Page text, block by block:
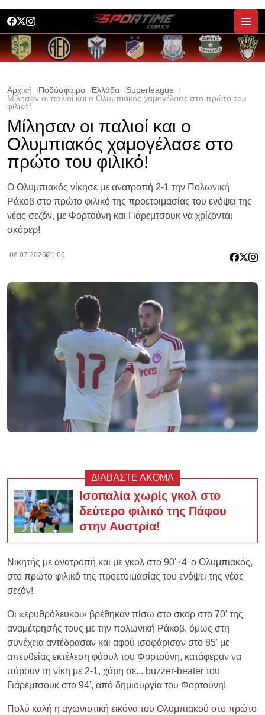
Αρχική Ποδόσφαιρο Ελλάδα
Superleague
Μίλησαν οι παλιοί και ο Ολυμπιακός χαμογέλασε στο πρώτο του
φιλικό!
Μίλησαν οι παλιοί και ο
Ολυμπιακός χαμογέλασε στο
πρώτο του φιλικό!
Ο Ολυμπιακός νίκησε με ανατροπή 2-1 την Πολωνική
Ράκοβ στο πρώτο φιλικό της προετοιμασίας του ενόψει της
νέας σεζόν, με Φορτούνη και Γιάρεμτσουκ να χρίζονται
σκόρερ!
08.07.202621:06
ΔΙΑΒΑΣΤΕ ΑΚΟΜΑ
Ισοπαλία χωρίς γκολ στο
δεύτερο φιλικό της Πάφου
στην Αυστρία!
Νικητής με ανατροπή και με γκολ στο 90'+4' ο Ολυμπιακός,
στο πρώτο φιλικό της προετοιμασίας του ενόψει της νέας
σεζόν!
Οι «ερυθρόλευκοι» βρέθηκαν πίσω στο σκορ στο 70' της
αναμέτρησής τους με την πολωνική Ράκοβ, όμως στη
συνέχεια αντέδρασαν και αφού ισοφάρισαν στο 85' με
απευθείας εκτέλεση φάουλ του Φορτούνη, κατάφεραν να
πάρουν τη νίκη με 2-1, χάρη σε... buzzer-beater του
Γιάρεμτσουκ στο 94', από δημιουργία του Φορτούνη!
Πολύ καλή η αγωνιστική εικόνα του Ολυμπιακού στο πρώτο